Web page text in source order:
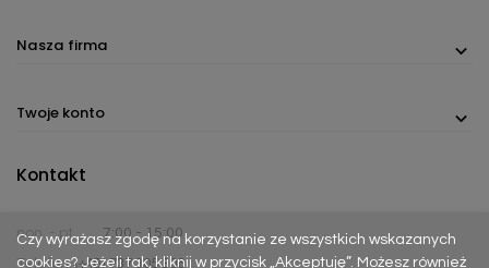
Nasza firma
Twoje konto
Czy wyrażasz zgodę na korzystanie ze wszystkich wskazanych
cookies? Jeżeli tak, kliknij w przycisk „Akceptuję”. Możesz również
Kontakt
pon. - pt.
7:00 - 15:00
Telefon:(+48) 737 305 306